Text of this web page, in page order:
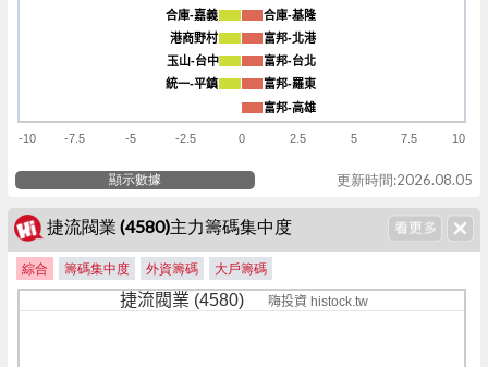
合庫-基隆
合庫-基隆
富邦-北港
富邦-北港
富邦-台北
富邦-台北
富邦-羅東
富邦-羅東
富邦-高雄
富邦-高雄
合庫-嘉義
合庫-嘉義
港商野村
港商野村
玉山-台中
玉山-台中
統一-平鎮
統一-平鎮
-5 -2.5 0 2.5 5 7.5 10
-10 -7.5
顯示數據 更新時間:2026.08.05
捷流閥業 (4580)主力籌碼集中度
綜合 籌碼集中度 外資籌碼 大戶籌碼
捷流閥業 (4580) 嗨投資 histock.tw